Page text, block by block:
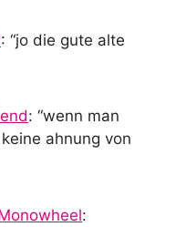
: “jo die gute alte
: “wenn man
ahnung von
: